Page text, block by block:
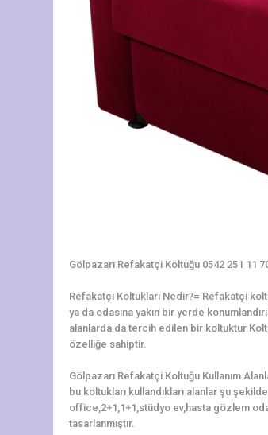
Gölpazarı Refakatçi Koltuğu 0542 251 11
Refakatçi Koltukları Nedir?= Refakatçi
ya da odasına yakın bir yerde
alanlarda da tercih edilen bir
özelliğe sahiptir.
Gölpazarı Refakatçi Koltuğu Kullanım
bu koltukları kullandıkları alanlar şu
office,2+1,1+1,stüdyo ev,hasta gözlem
tasarlanmıştır.